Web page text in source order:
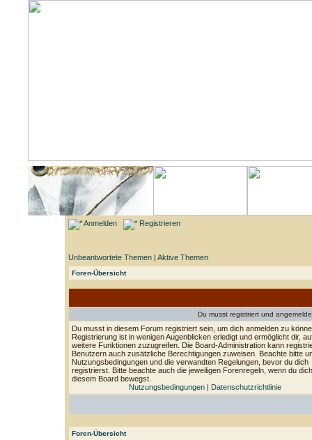
Anmelden Registrieren
Unbeantwortete Themen | Aktive Themen
Foren-Übersicht
Du musst registriert und
Du musst in diesem Forum registriert sein, um dich anmelden zu
Registrierung ist in wenigen Augenblicken erledigt und ermöglicht dir,
weitere Funktionen zuzugreifen. Die Board-Administration kann
Benutzern auch zusätzliche Berechtigungen zuweisen. Beachte bitte
Nutzungsbedingungen und die verwandten Regelungen, bevor du dich
registrierst. Bitte beachte auch die jeweiligen Forenregeln, wenn du
diesem Board bewegst.
Nutzungsbedingungen| Datenschutzrichtlinie
Foren-Übersicht